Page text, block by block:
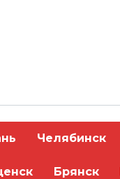
Челябинск
Брянск